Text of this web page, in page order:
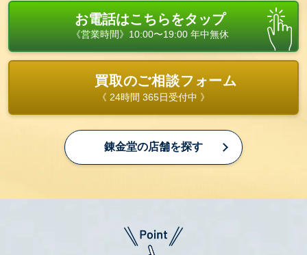
お電話はこちらをタップ
《営業時間》10:00〜19:00 年中無休
買取のご相談フォーム
《 24時間 365日受付中 》
錬金堂の店舗を探す